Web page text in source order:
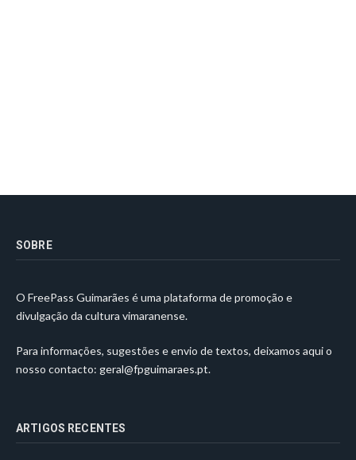
SOBRE
O FreePass Guimarães é uma plataforma de promoção e
divulgação da cultura vimaranense.
Para informações, sugestões e envio de textos, deixamos aqui o
nosso contacto: geral@fpguimaraes.pt.
ARTIGOS RECENTES